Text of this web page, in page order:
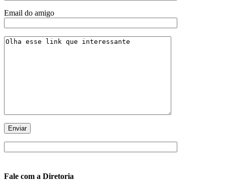
Email do amigo
Fale com a Diretoria